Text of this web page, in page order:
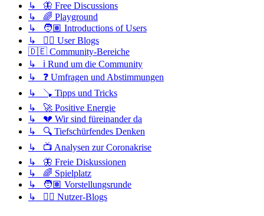
↳ 🦋 Free Discussions
↳ 🌈 Playground
↳ 🧑🏽 Introductions of Users
↳ ✍🏽 User Blogs
🇩🇪 Community-Bereiche
↳ ℹ️ Rund um die Community
↳ ❓ Umfragen und Abstimmungen
↳ 🪠 Tipps und Tricks
↳ 🚀 Positive Energie
↳ 💔 Wir sind füreinander da
↳ 🔍 Tiefschürfendes Denken
↳ 📺 Analysen zur Coronakrise
↳ 🦋 Freie Diskussionen
↳ 🌈 Spielplatz
↳ 🧑🏽 Vorstellungsrunde
↳ ✍🏽 Nutzer-Blogs